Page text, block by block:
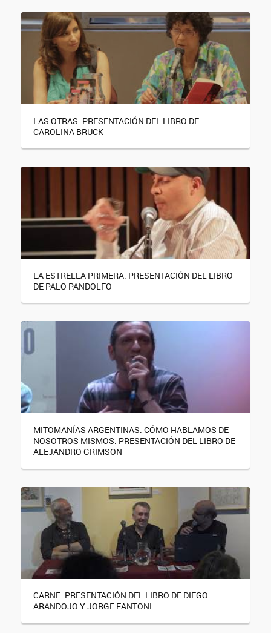
LAS OTRAS. PRESENTACIÓN DEL LIBRO DE
CAROLINA BRUCK
LA ESTRELLA PRIMERA. PRESENTACIÓN DEL LIBRO
DE PALO PANDOLFO
MITOMANÍAS ARGENTINAS: CÓMO HABLAMOS DE
NOSOTROS MISMOS. PRESENTACIÓN DEL LIBRO DE
ALEJANDRO GRIMSON
CARNE. PRESENTACIÓN DEL LIBRO DE DIEGO
ARANDOJO Y JORGE FANTONI